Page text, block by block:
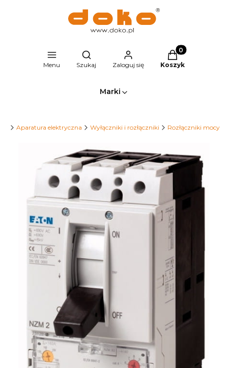
Menu
Otwórz wyszukiwarkę
Szukaj Zaloguj się
Produkty w
Koszyk
Marki
Aparatura elektryczna Wyłączniki i rozłączniki Rozłączniki mocy